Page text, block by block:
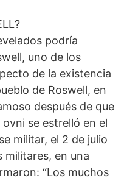
podría
uno de los
de la existencia
de Roswell, en
después de que
se estrelló en el
militar, el 2 de julio
militares, en una
“Los muchos